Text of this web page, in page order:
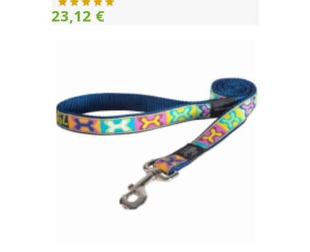
23,12 €